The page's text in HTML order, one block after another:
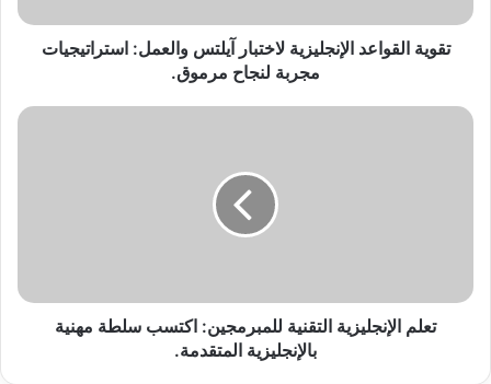
لنجاح
مرموق.تقوية القواعد الإنجليزية لاختبار آيلتس والعمل: استراتيجيات
مجربة لنجاح مرموق.
تعلم
المتقدمة.
تعلم الإنجليزية التقنية للمبرمجين: اكتسب سلطة مهنية
بالإنجليزية المتقدمة.